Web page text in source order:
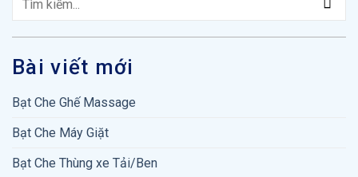
Bài viết mới
Bạt Che Ghế Massage
Bạt Che Máy Giặt
Bạt Che Thùng xe Tải/Ben